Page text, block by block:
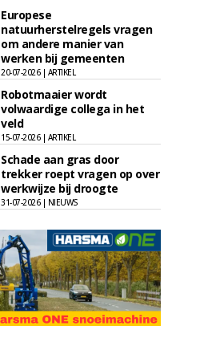
Europese
natuurherstelregels vragen
om andere manier van
werken bij gemeenten
20-07-2026 | ARTIKEL
Robotmaaier wordt
volwaardige collega in het
veld
15-07-2026 | ARTIKEL
Schade aan gras door
trekker roept vragen op over
werkwijze bij droogte
31-07-2026 | NIEUWS